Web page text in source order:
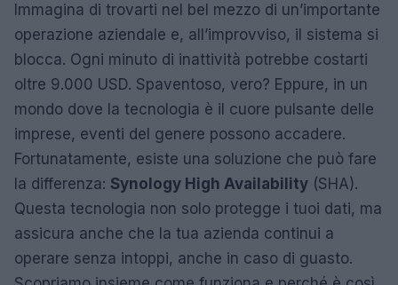
Immagina di trovarti nel bel mezzo di un’importante
operazione aziendale e, all’improvviso, il sistema si
blocca. Ogni minuto di inattività potrebbe costarti
oltre 9.000 USD. Spaventoso, vero? Eppure, in un
mondo dove la tecnologia è il cuore pulsante delle
imprese, eventi del genere possono accadere.
Fortunatamente, esiste una soluzione che può fare
la differenza: Synology High Availability (SHA).
Questa tecnologia non solo protegge i tuoi dati, ma
assicura anche che la tua azienda continui a
operare senza intoppi, anche in caso di guasto.